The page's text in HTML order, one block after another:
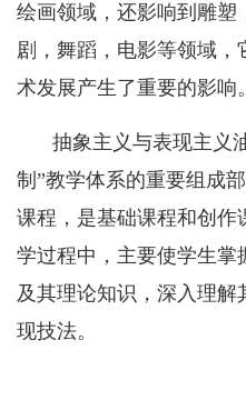
绘画领域，还影响到雕塑
剧，舞蹈，电影等领域，
术发展产生了重要的影响。
抽象主义与表现主义
制”教学体系的重要组成
课程，是基础课程和创作
学过程中，主要使学生掌
及其理论知识，深入理解
现技法。